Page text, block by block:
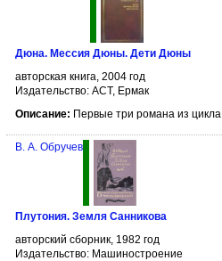
Дюна. Мессия Дюны. Дети Дюны
авторская книга, 2004 год
Издательство: АСТ, Ермак
Описание: Первые три романа из цикла
В. А. Обручев
Плутония. Земля Санникова
авторский сборник, 1982 год
Издательство: Машиностроение